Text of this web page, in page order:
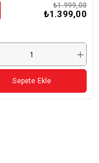
₺1.399,00
₺1.999,00
Sepete Ekle